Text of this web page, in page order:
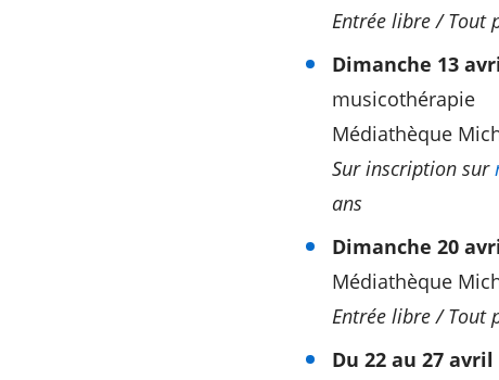
Entrée libre / Tout
Dimanche 13
musicothérapie
Médiathèque
Sur inscription sur
ans
Dimanche 20
Médiathèque
Entrée libre / Tout
Du 22 au 27 avril